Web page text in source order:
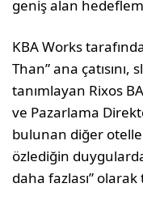
geniş alan
KBA Works
Than” ana
tanımlayan Rixos
ve Pazarlama
bulunan diğer
özlediğin
daha fazlası” olarak